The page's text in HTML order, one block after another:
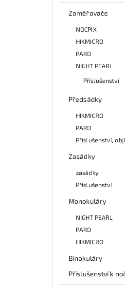
Zaměřovače
NOCPIX
HIKMICRO
PARD
NIGHT PEARL
Příslušenství
Předsádky
HIKMICRO
PARD
Příslušenství,
Zasádky
zasádky
Příslušenství
Monokuláry
NIGHT PEARL
PARD
HIKMICRO
Binokuláry
Příslušenství k